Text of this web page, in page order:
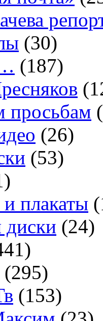
(30)
(187)
(26)
(53)
плакаты
диски (24)
(295)
(153)